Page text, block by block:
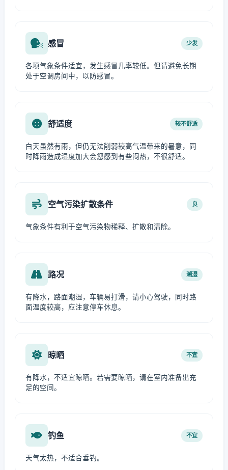
感冒 少发
各项气象条件适宜，发生感冒几率较低。但请避免长期
处于空调房间中，以防感冒。
舒适度 较不舒适
白天虽然有雨，但仍无法削弱较高气温带来的暑意，同
时降雨造成湿度加大会您感到有些闷热，不很舒适。
空气污染扩散条件 良
气象条件有利于空气污染物稀释、扩散和清除。
路况 潮湿
有降水，路面潮湿，车辆易打滑，请小心驾驶，同时路
面温度较高，应注意停车休息。
晾晒 不宜
有降水，不适宜晾晒。若需要晾晒，请在室内准备出充
足的空间。
钓鱼 不宜
天气太热，不适合垂钓。